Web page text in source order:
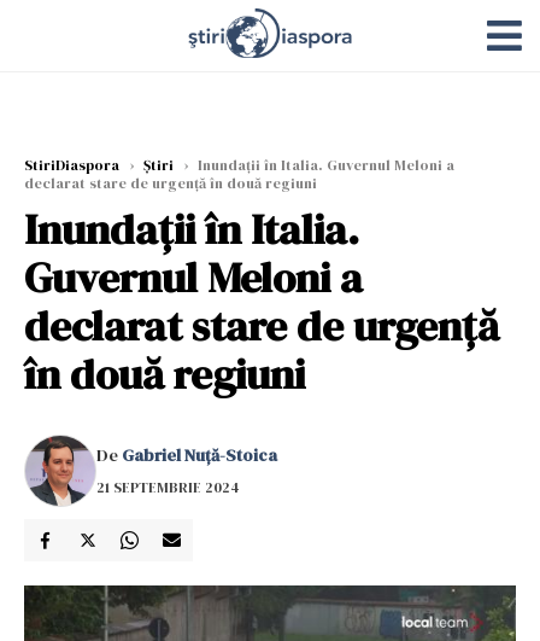
StiriDiaspora › Știri › Inundații în Italia. Guvernul Meloni a
declarat stare de urgență în două regiuni
Inundații în Italia.
Guvernul Meloni a
declarat stare de urgență
în două regiuni
De Gabriel Nuță-Stoica
21 SEPTEMBRIE 2024